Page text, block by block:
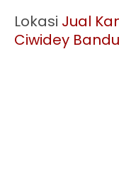
Lokasi Jual
Ciwidey